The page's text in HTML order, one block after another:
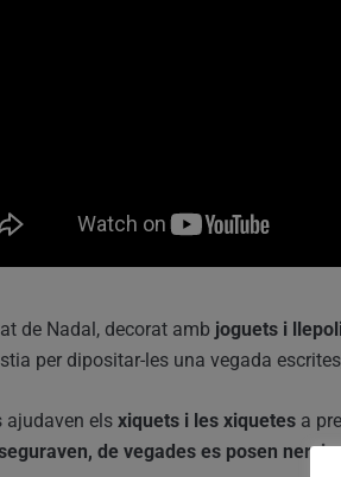
de Nadal, decorat amb joguets i
per dipositar-les una vegada
ajudaven els xiquets i les xiquetes a
de vegades es posen